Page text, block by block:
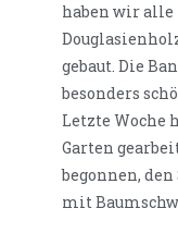
haben wir alle
gebaut. Die
besonders
Letzte Woche
Garten
begonnen,
mit